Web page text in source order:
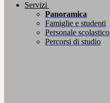
Servizi
Panoramica
Famiglie e studenti
Personale scolastico
Percorsi di studio